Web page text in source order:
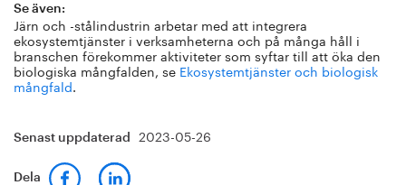
Se även:
Järn och -stålindustrin arbetar med att integrera
ekosystemtjänster i verksamheterna och på många håll i
branschen förekommer aktiviteter som syftar till att öka den
biologiska mångfalden, se Ekosystemtjänster och biologisk
mångfald.
Senast uppdaterad 2023-05-26
Dela